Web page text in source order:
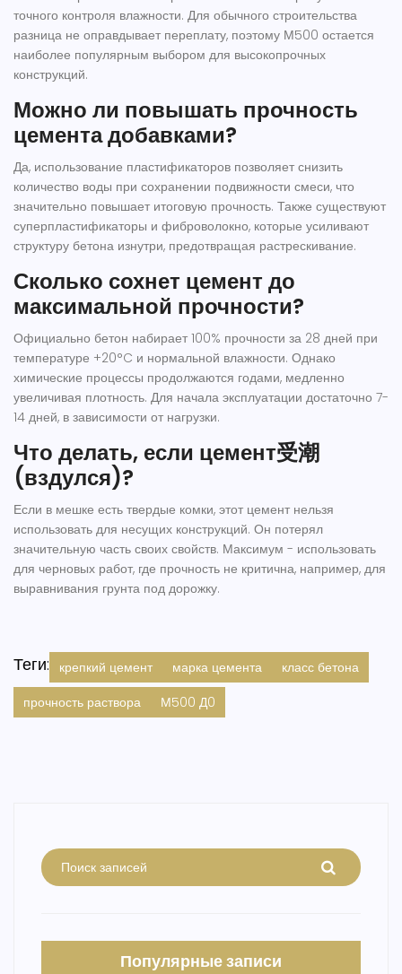
точного контроля влажности. Для обычного строительства
разница не оправдывает переплату, поэтому М500 остается
наиболее популярным выбором для высокопрочных
конструкций.
Можно ли повышать прочность
цемента добавками?
Да, использование пластификаторов позволяет снизить
количество воды при сохранении подвижности смеси, что
значительно повышает итоговую прочность. Также существуют
суперпластификаторы и фиброволокно, которые усиливают
структуру бетона изнутри, предотвращая растрескивание.
Сколько сохнет цемент до
максимальной прочности?
Официально бетон набирает 100% прочности за 28 дней при
температуре +20°C и нормальной влажности. Однако
химические процессы продолжаются годами, медленно
увеличивая плотность. Для начала эксплуатации достаточно 7-
14 дней, в зависимости от нагрузки.
Что делать, если цемент受潮
(вздулся)?
Если в мешке есть твердые комки, этот цемент нельзя
использовать для несущих конструкций. Он потерял
значительную часть своих свойств. Максимум - использовать
для черновых работ, где прочность не критична, например, для
выравнивания грунта под дорожку.
Теги: крепкий цемент марка цемента
класс бетона
прочность раствора
М500 Д0
Популярные записи